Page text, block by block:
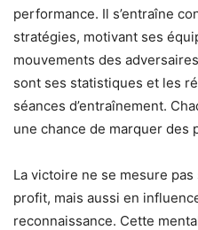
performance. Il s’entraîne
stratégies, motivant ses
mouvements des
sont ses statistiques et les
séances d’entraînement.
une chance de marquer des
La victoire ne se mesure
profit, mais aussi en
reconnaissance. Cette